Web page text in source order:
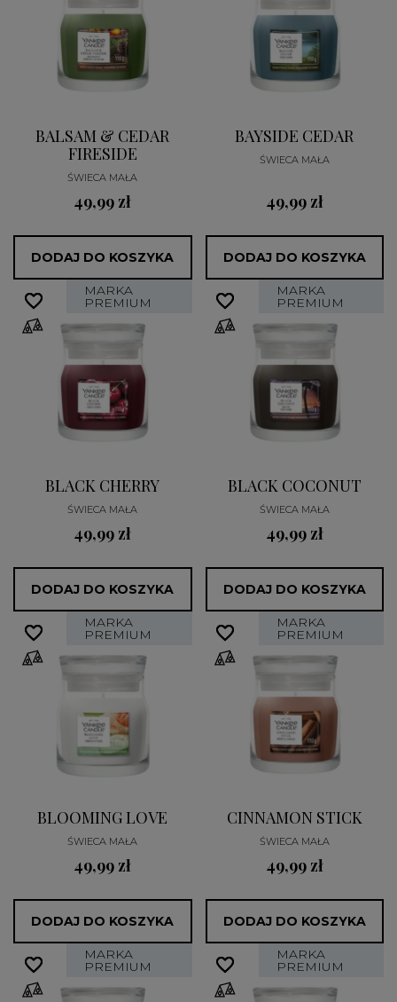
BALSAM & CEDAR
FIRESIDE
ŚWIECA MAŁA
49,99 zł
DODAJ DO KOSZYKA
BAYSIDE CEDAR
ŚWIECA MAŁA
49,99 zł
DODAJ DO KOSZYKA
MARKA
PREMIUM
BLACK CHERRY
ŚWIECA MAŁA
49,99 zł
DODAJ DO KOSZYKA
favorite_border
favorite_border MARKA
PREMIUM
BLACK COCONUT
ŚWIECA MAŁA
49,99 zł
DODAJ DO KOSZYKA
favorite_border
favorite_border
MARKA
PREMIUM
BLOOMING LOVE
ŚWIECA MAŁA
49,99 zł
DODAJ DO KOSZYKA
favorite_border
favorite_border MARKA
PREMIUM
CINNAMON STICK
ŚWIECA MAŁA
49,99 zł
DODAJ DO KOSZYKA
favorite_border
favorite_border
MARKA
PREMIUM
favorite_border
favorite_border MARKA
PREMIUM
favorite_border
favorite_border